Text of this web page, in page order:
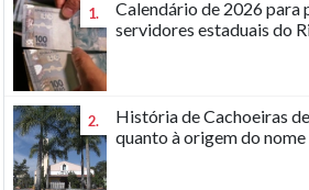
1.
Calendário de 2026 para
servidores estaduais do
2.
História de Cachoeiras
quanto à origem do nome